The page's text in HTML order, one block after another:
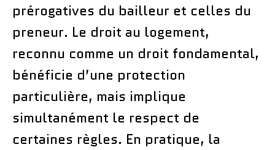
prérogatives du bailleur et celles du
preneur. Le droit au logement,
reconnu comme un droit fondamental,
bénéficie d’une protection
particulière, mais implique
simultanément le respect de
certaines règles. En pratique, la